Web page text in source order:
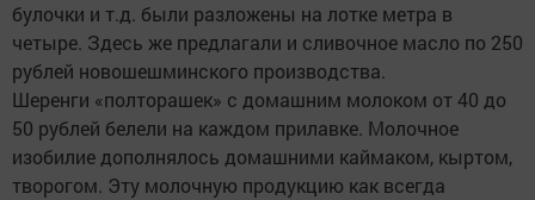
булочки и т.д. были разложены на лотке метра в
четыре. Здесь же предлагали и сливочное масло по 250
рублей новошешминского производства.
Шеренги «полторашек» с домашним молоком от 40 до
50 рублей белели на каждом прилавке. Молочное
изобилие дополнялось домашними каймаком, кыртом,
творогом. Эту молочную продукцию как всегда